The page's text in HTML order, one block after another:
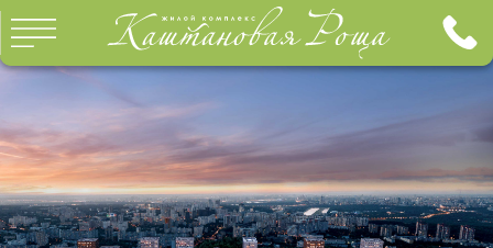
ГЛАВНАЯ
КВАРТИРЫ
О ПРОЕКТЕ
О КОМПАНИИ
ИНФРАСТРУКТУРА